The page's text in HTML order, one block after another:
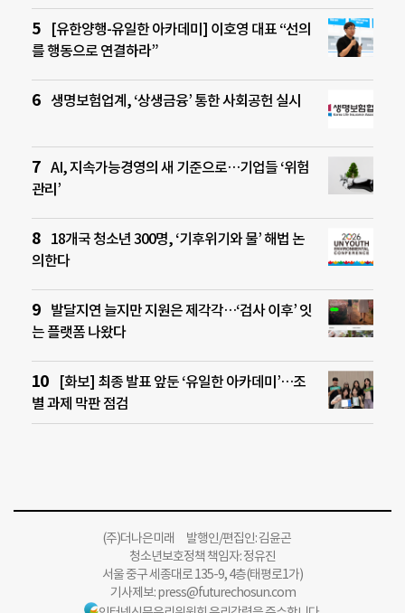
[유한양행-유일한 아카데미] 이호영 대표 “선의
를 행동으로 연결하라”
생명보험업계, ‘상생금융’ 통한 사회공헌 실시
AI, 지속가능경영의 새 기준으로…기업들 ‘위험
관리’
18개국 청소년 300명, ‘기후위기와 물’ 해법 논
의한다
발달지연 늘지만 지원은 제각각…‘검사 이후’ 잇
는 플랫폼 나왔다
[화보] 최종 발표 앞둔 ‘유일한 아카데미’…조
별 과제 막판 점검
(주)더나은미래 발행인/편집인: 김윤곤
청소년보호정책 책임자: 정유진
서울 중구 세종대로 135-9, 4층(태평로1가)
기사제보:press@futurechosun.com